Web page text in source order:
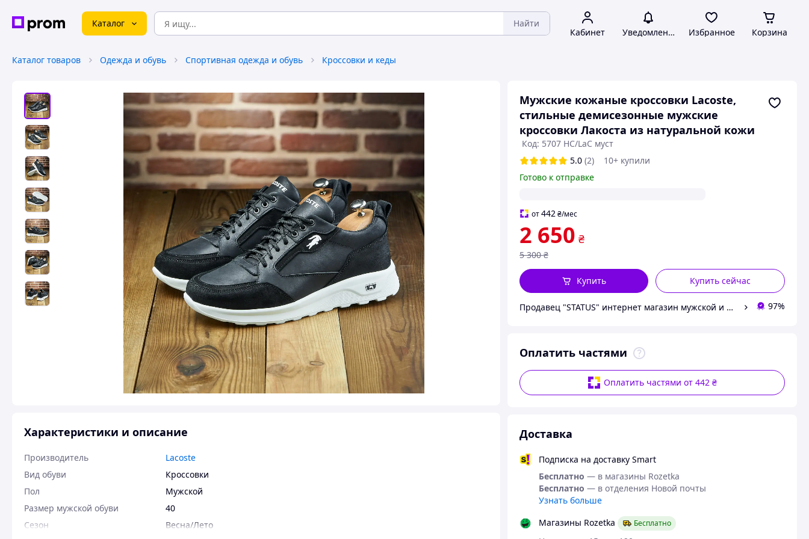
Каталог Найти
Кабинет Уведомления Избранное Корзина
Каталог товаров Одежда и обувь Спортивная одежда и обувь Кроссовки и кеды
Мужские кожаные кроссовки Lacoste,
стильные демисезонные мужские
кроссовки Лакоста из натуральной кожи
Код: 5707 НС/LaC муст
5.0 (2)
10+ купили
Готово к отправке
от442 ₴/мес
2 650 ₴
5 300 ₴
Купить сейчас
Купить
Продавец "STATUS" интернет магазин мужской и женской обуви 97%
Оплатить частями
Оплатить частями от 442 ₴
Доставка
Подписка на доставку Smart
Бесплатно — в магазины Rozetka
Бесплатно — в отделения Новой почты
Узнать больше
Магазины Rozetka
Бесплатно
Характеристики и описание
Производитель
Lacoste
Вид обуви
Кроссовки
Пол
Мужской
Размер мужской обуви
40
Сезон
Весна/Лето